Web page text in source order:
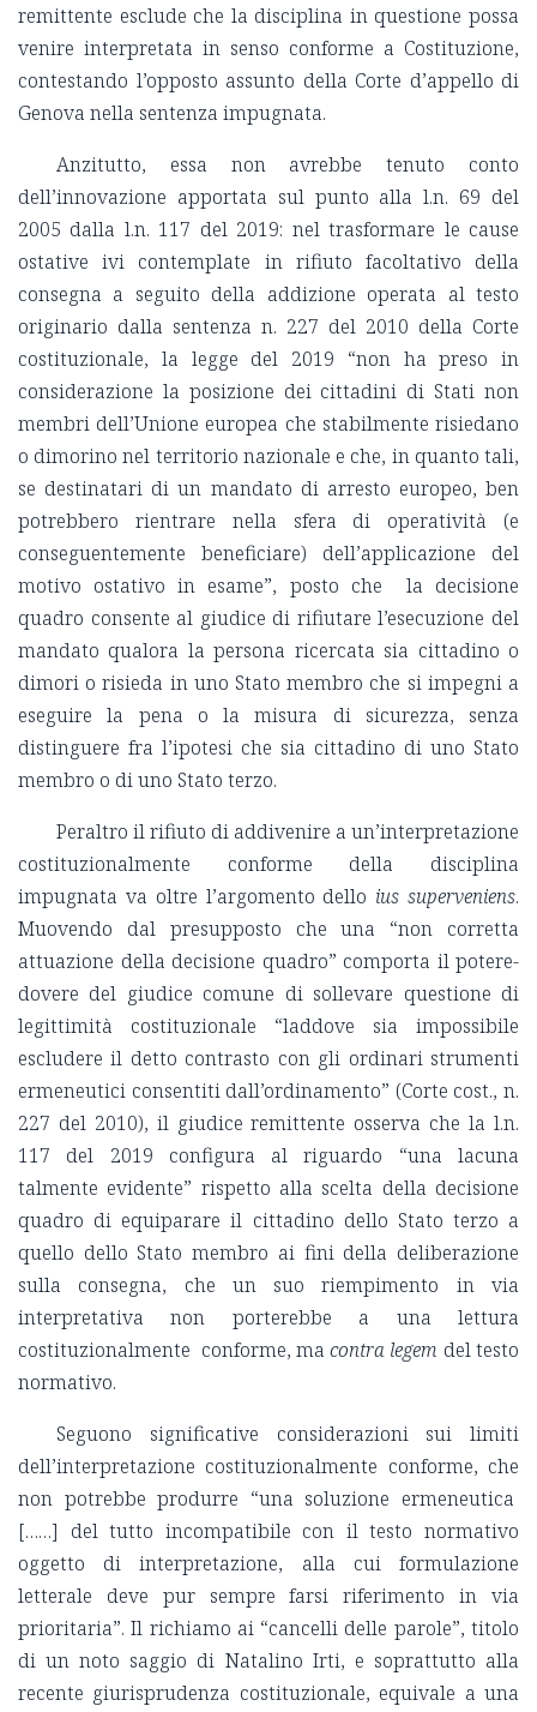
remittente esclude che la disciplina in questione possa
venire interpretata in senso conforme a Costituzione,
contestando l’opposto assunto della Corte d’appello di
Genova nella sentenza impugnata.
Anzitutto, essa non avrebbe tenuto conto
dell’innovazione apportata sul punto alla l.n. 69 del
2005 dalla l.n. 117 del 2019: nel trasformare le cause
ostative ivi contemplate in rifiuto facoltativo della
consegna a seguito della addizione operata al testo
originario dalla sentenza n. 227 del 2010 della Corte
costituzionale, la legge del 2019 “non ha preso in
considerazione la posizione dei cittadini di Stati non
membri dell’Unione europea che stabilmente risiedano
o dimorino nel territorio nazionale e che, in quanto tali,
se destinatari di un mandato di arresto europeo, ben
potrebbero rientrare nella sfera di operatività (e
conseguentemente beneficiare) dell’applicazione del
motivo ostativo in esame”, posto che la decisione
quadro consente al giudice di rifiutare l’esecuzione del
mandato qualora la persona ricercata sia cittadino o
dimori o risieda in uno Stato membro che si impegni a
eseguire la pena o la misura di sicurezza, senza
distinguere fra l’ipotesi che sia cittadino di uno Stato
membro o di uno Stato terzo.
Peraltro il rifiuto di addivenire a un’interpretazione
costituzionalmente conforme della disciplina
impugnata va oltre l’argomento dello ius superveniens.
Muovendo dal presupposto che una “non corretta
attuazione della decisione quadro” comporta il potere-
dovere del giudice comune di sollevare questione di
legittimità costituzionale “laddove sia impossibile
escludere il detto contrasto con gli ordinari strumenti
ermeneutici consentiti dall’ordinamento” (Corte cost., n.
227 del 2010), il giudice remittente osserva che la l.n.
117 del 2019 configura al riguardo “una lacuna
talmente evidente” rispetto alla scelta della decisione
quadro di equiparare il cittadino dello Stato terzo a
quello dello Stato membro ai fini della deliberazione
sulla consegna, che un suo riempimento in via
interpretativa non porterebbe a una lettura
costituzionalmente conforme, macontra legem del testo
normativo.
Seguono significative considerazioni sui limiti
dell’interpretazione costituzionalmente conforme, che
non potrebbe produrre “una soluzione ermeneutica
[……] del tutto incompatibile con il testo normativo
oggetto di interpretazione, alla cui formulazione
letterale deve pur sempre farsi riferimento in via
prioritaria”. Il richiamo ai “cancelli delle parole”, titolo
di un noto saggio di Natalino Irti, e soprattutto alla
recente giurisprudenza costituzionale, equivale a una